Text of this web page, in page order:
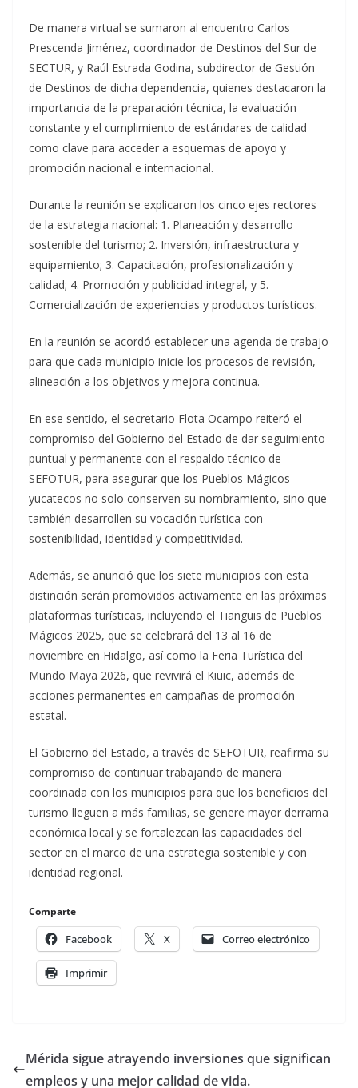
De manera virtual se sumaron al encuentro Carlos
Prescenda Jiménez, coordinador de Destinos del Sur de
SECTUR, y Raúl Estrada Godina, subdirector de Gestión
de Destinos de dicha dependencia, quienes destacaron la
importancia de la preparación técnica, la evaluación
constante y el cumplimiento de estándares de calidad
como clave para acceder a esquemas de apoyo y
promoción nacional e internacional.
Durante la reunión se explicaron los cinco ejes rectores
de la estrategia nacional: 1. Planeación y desarrollo
sostenible del turismo; 2. Inversión, infraestructura y
equipamiento; 3. Capacitación, profesionalización y
calidad; 4. Promoción y publicidad integral, y 5.
Comercialización de experiencias y productos turísticos.
En la reunión se acordó establecer una agenda de trabajo
para que cada municipio inicie los procesos de revisión,
alineación a los objetivos y mejora continua.
En ese sentido, el secretario Flota Ocampo reiteró el
compromiso del Gobierno del Estado de dar seguimiento
puntual y permanente con el respaldo técnico de
SEFOTUR, para asegurar que los Pueblos Mágicos
yucatecos no solo conserven su nombramiento, sino que
también desarrollen su vocación turística con
sostenibilidad, identidad y competitividad.
Además, se anunció que los siete municipios con esta
distinción serán promovidos activamente en las próximas
plataformas turísticas, incluyendo el Tianguis de Pueblos
Mágicos 2025, que se celebrará del 13 al 16 de
noviembre en Hidalgo, así como la Feria Turística del
Mundo Maya 2026, que revivirá el Kiuic, además de
acciones permanentes en campañas de promoción
estatal.
El Gobierno del Estado, a través de SEFOTUR, reafirma su
compromiso de continuar trabajando de manera
coordinada con los municipios para que los beneficios del
turismo lleguen a más familias, se genere mayor derrama
económica local y se fortalezcan las capacidades del
sector en el marco de una estrategia sostenible y con
identidad regional.
Comparte
Facebook X Correo electrónico
Imprimir
Mérida sigue atrayendo inversiones que significan
empleos y una mejor calidad de vida.